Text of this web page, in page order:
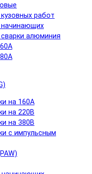
работ
алюминия
на 160А
на 220В
на 380В
с импульсным